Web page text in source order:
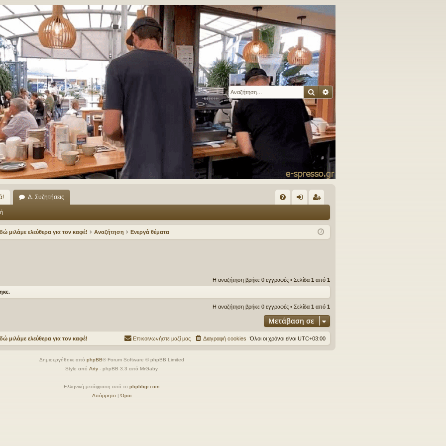
ΑναζήτησηΕιδική αναζήτηση
Δ. Συζητήσεις
χν
ήσ
δε ρα
μιλάμε ελεύθερα για τον καφέ! Αναζήτηση Ενεργά θέματα
Η αναζήτηση βρήκε 0 εγγραφές • Σελίδα 1 από 1
Η αναζήτηση βρήκε 0 εγγραφές • Σελίδα 1 από 1
Μετάβαση σε
μιλάμε ελεύθερα για τον καφέ! Όλοι οι χρόνοι είναι UTC+03:00
Διαγραφή cookies
Επικοινωνήστε μαζί μας
Δημιουργήθηκε από phpBB® Forum Software © phpBB Limited
Style από Arty - phpBB 3.3 από MrGaby
Ελληνική μετάφραση από το phpbbgr.com
Απόρρητο |Όροι